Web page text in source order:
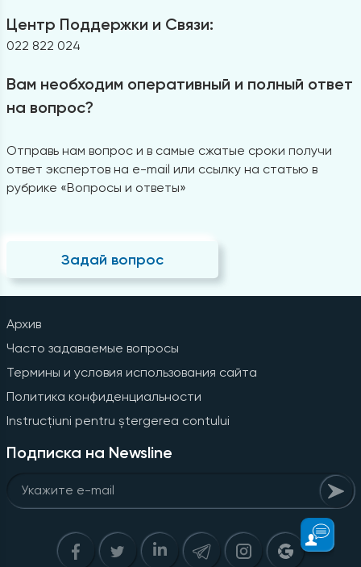
Центр Поддержки и Связи:
022 822 024
Вам необходим оперативный и полный ответ
на вопрос?
Отправь нам вопрос и в самые сжатые сроки получи
ответ экспертов на e-mail или ссылку на статью в
рубрике «Вопросы и ответы»
Задай вопрос
Архив
Часто задаваемые вопросы
Термины и условия использования сайта
Политика конфиденциальности
Instrucțiuni pentru ștergerea contului
Подписка на Newsline